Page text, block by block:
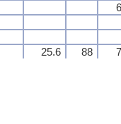
25.6 88
25.6 88
25.6 88
25.6 88